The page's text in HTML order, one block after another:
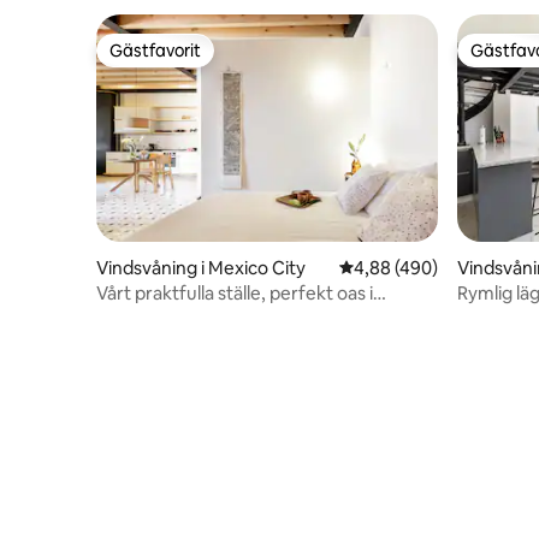
Gästfavorit
Gästfavorit
Vindsvåning i Mexico City 4,88 av 5 i
4,88 (490)
Vårt praktfulla ställe, perfekt oas i
Rymlig